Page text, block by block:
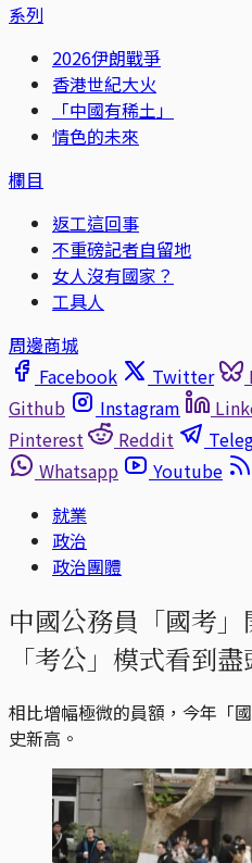
系列
2026伊朗戰爭
香港世紀大火
「中國有稀土」
情色的未來
欄目
返工這回事
不重磅記者自留地
女人沒有國家？
工具人
周邊商城
Facebook
Twitter
Github
Instagram
Pinterest
Reddit
Whatsapp
Youtube
就業
政治
政治團體
中國公務員「國考」
「考公」模式看到
相比增幅極微的員額，今年「
史新高。